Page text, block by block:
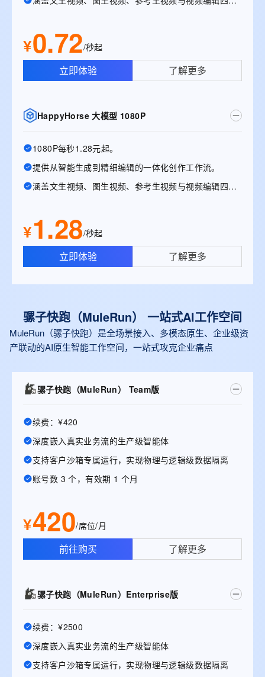
¥0.72/秒起
立即体验 了解更多
HappyHorse 大模型 1080P
1080P每秒1.28元起。
提供从智能生成到精细编辑的一体化创作工作流。
涵盖文生视频、图生视频、参考生视频与视频编辑四大能力。
¥1.28/秒起
立即体验 了解更多
骡子快跑（MuleRun） 一站式Al工作空间
MuleRun（骡子快跑）是全场景接入、多模态原生、企业级资
产联动的AI原生智能工作空间，一站式攻克企业痛点
骡子快跑（MuleRun） Team版
续费：¥420
深度嵌入真实业务流的生产级智能体
支持客户沙箱专属运行，实现物理与逻辑级数据隔离
账号数 3 个，有效期 1 个月
¥420/席位/月
前往购买 了解更多
骡子快跑（MuleRun）Enterprise版
续费：¥2500
深度嵌入真实业务流的生产级智能体
支持客户沙箱专属运行，实现物理与逻辑级数据隔离